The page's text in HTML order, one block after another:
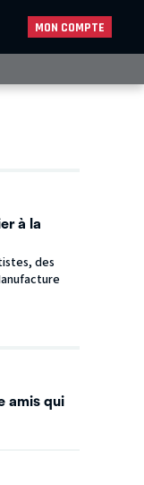
MON COMPTE
à la
des
amis qui